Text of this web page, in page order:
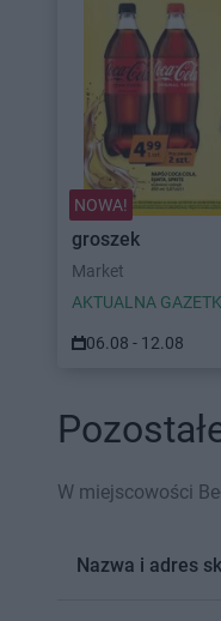
NOWA!
groszek
Market
AKTUALNA
06.08 - 12.08
W miejscowości
Nazwa i adres